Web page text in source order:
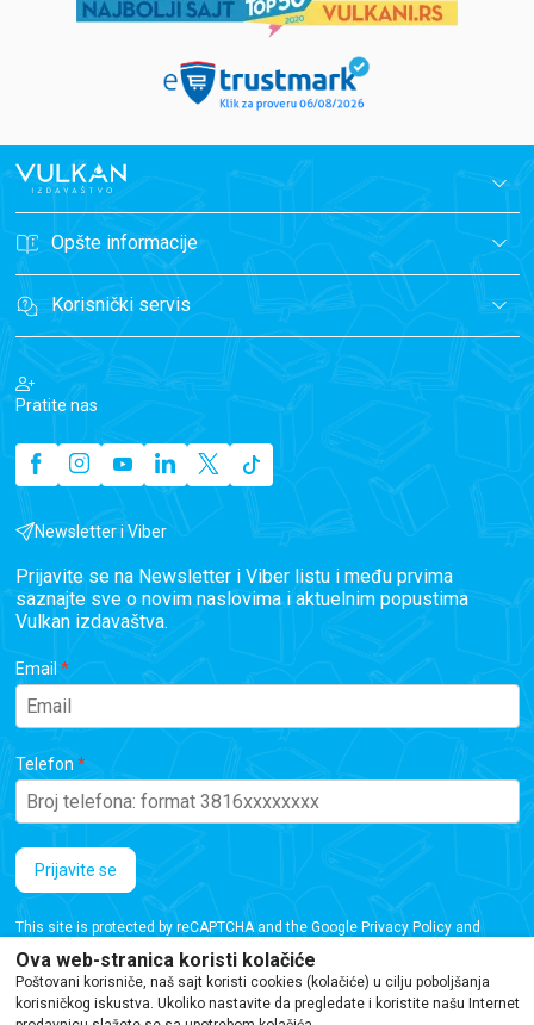
Opšte informacije
Korisnički servis
Pratite nas
Newsletter i Viber
Prijavite se na Newsletter i Viber listu i među prvima
saznajte sve o novim naslovima i aktuelnim popustima
Vulkan izdavaštva.
Email
Telefon
Prijavite se
This site is protected by reCAPTCHA and the Google Privacy Policyand
Ova web-stranica koristi kolačiće
Poštovani korisniče, naš sajt koristi cookies (kolačiće) u cilju poboljšanja
korisničkog iskustva. Ukoliko nastavite da pregledate i koristite našu Internet